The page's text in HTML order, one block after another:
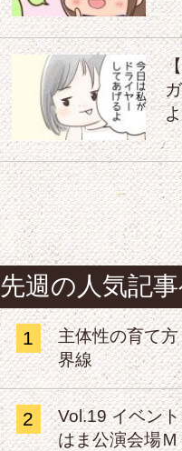
先週の人気記
1
主体性の育て
界線
2
Vol.19 イベン
はま公演会場